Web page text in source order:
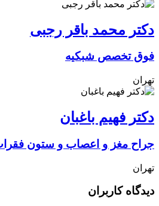
دکتر محمد باقر رجبی
فوق تخصص شبکیه
تهران
دکتر فهیم باغبان
جراح مغز و اعصاب و ستون
تهران
دیدگاه کاربران